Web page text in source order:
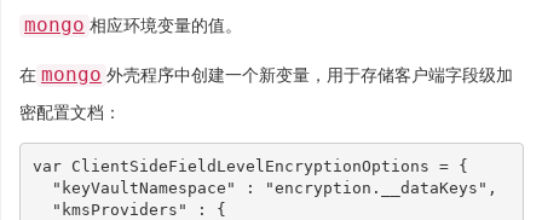
mongo 相应环境变量的值。
在 mongo 外壳程序中创建一个新变量，用于存储客户端字段级加
密配置文档：
var ClientSideFieldLevelEncryptionOptions =
{
"keyVaultNamespace"
: "encryption.__dataKeys" ,
"kmsProviders"
:
{